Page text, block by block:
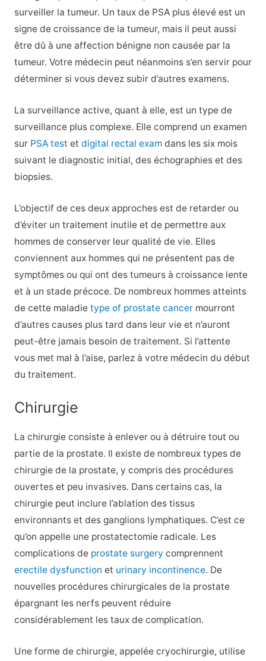
surveiller la tumeur. Un taux de PSA plus élevé est un
signe de croissance de la tumeur, mais il peut aussi
être dû à une affection bénigne non causée par la
tumeur. Votre médecin peut néanmoins s’en servir pour
déterminer si vous devez subir d’autres examens.
La surveillance active, quant à elle, est un type de
surveillance plus complexe. Elle comprend un examen
sur PSA test et digital rectal examdans les six mois
suivant le diagnostic initial, des échographies et des
biopsies.
L’objectif de ces deux approches est de retarder ou
d’éviter un traitement inutile et de permettre aux
hommes de conserver leur qualité de vie. Elles
conviennent aux hommes qui ne présentent pas de
symptômes ou qui ont des tumeurs à croissance lente
et à un stade précoce. De nombreux hommes atteints
de cette maladie type of prostate cancermourront
d’autres causes plus tard dans leur vie et n’auront
peut-être jamais besoin de traitement. Si l’attente
vous met mal à l’aise, parlez à votre médecin du début
du traitement.
Chirurgie
La chirurgie consiste à enlever ou à détruire tout ou
partie de la prostate. Il existe de nombreux types de
chirurgie de la prostate, y compris des procédures
ouvertes et peu invasives. Dans certains cas, la
chirurgie peut inclure l’ablation des tissus
environnants et des ganglions lymphatiques. C’est ce
qu’on appelle une prostatectomie radicale. Les
complications de prostate surgery comprennent
erectile dysfunction et urinary incontinence. De
nouvelles procédures chirurgicales de la prostate
épargnant les nerfs peuvent réduire
considérablement les taux de complication.
Une forme de chirurgie, appelée cryochirurgie, utilise